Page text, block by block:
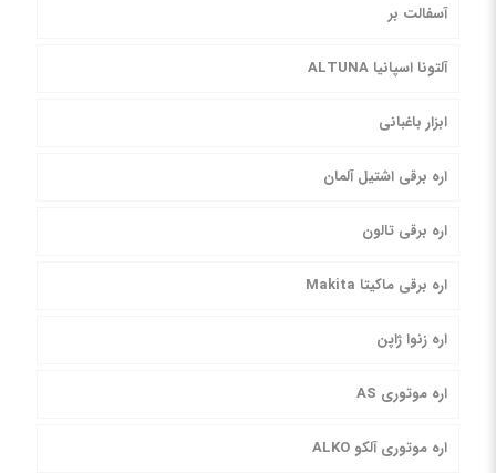
آسفالت بر
آلتونا اسپانیا ALTUNA
ابزار باغبانی
اره برقی اشتیل آلمان
اره برقی تالون
اره برقی ماکیتا Makita
اره زنوا ژاپن
اره موتوری AS
اره موتوری آلکو ALKO